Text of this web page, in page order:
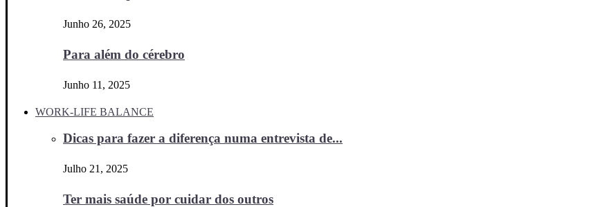
Junho 26, 2025
Para além do cérebro
Junho 11, 2025
WORK-LIFE BALANCE
Dicas para fazer a diferença numa entrevista de...
Julho 21, 2025
Ter mais saúde por cuidar dos outros